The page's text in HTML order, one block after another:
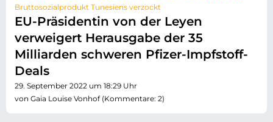
Bruttosozialprodukt Tunesiens verzockt
EU-Präsidentin von der Leyen
verweigert Herausgabe der 35
Milliarden schweren Pfizer-Impfstoff-
Deals
29. September 2022 um 18:29 Uhr
von Gaia Louise Vonhof (Kommentare: 2)